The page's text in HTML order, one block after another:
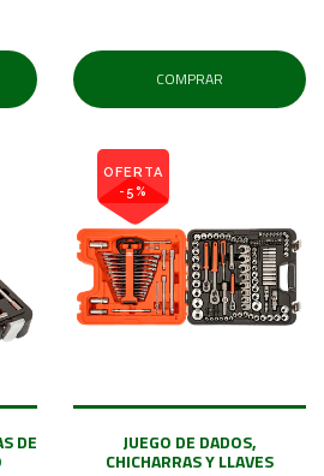
COMPRAR
DE
OFERTA
-5%
JUEGO DE DADOS,
CHICHARRAS Y LLAVES